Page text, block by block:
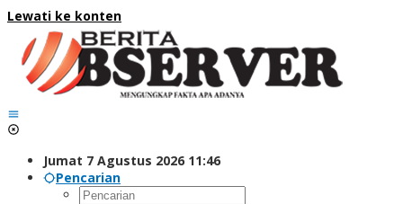
Lewati ke konten
Jumat 7 Agustus 2026 11:46
Pencarian